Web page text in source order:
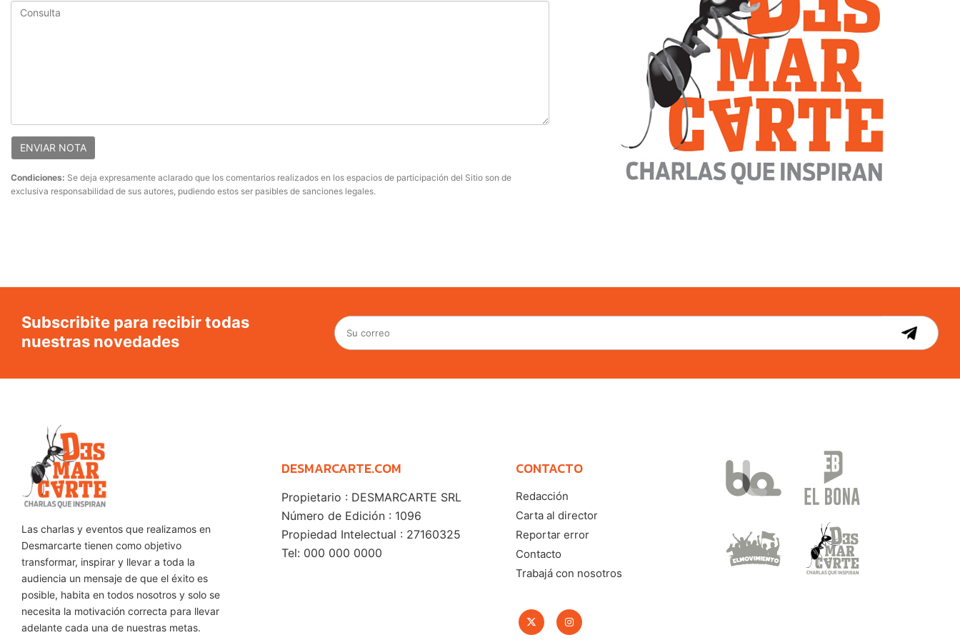
ENVIAR NOTA
Condiciones: Se deja expresamente aclarado que los comentarios realizados en los espacios de participación del Sitio son de
exclusiva responsabilidad de sus autores, pudiendo estos ser pasibles de sanciones legales.
Subscribite para recibir todas
nuestras novedades
Las charlas y eventos que realizamos en
Desmarcarte tienen como objetivo
transformar, inspirar y llevar a toda la
audiencia un mensaje de que el éxito es
posible, habita en todos nosotros y solo se
necesita la motivación correcta para llevar
adelante cada una de nuestras metas.
DESMARCARTE.COM
Propietario : DESMARCARTE SRL
Número de Edición : 1096
Propiedad Intelectual : 27160325
Tel: 000 000 0000
CONTACTO
Redacción
Carta al director
Reportar error
Contacto
Trabajá con nosotros